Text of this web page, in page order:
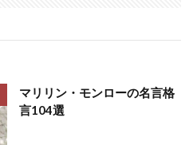
マリリン・モンローの名言格
言104選